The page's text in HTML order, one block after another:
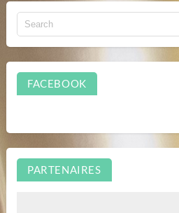
FACEBOOK
PARTENAIRES